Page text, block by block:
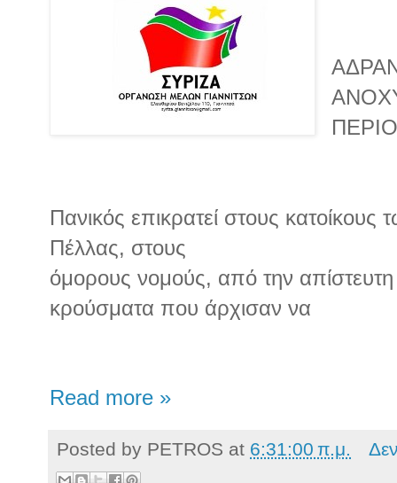
Πανικός επικρατεί στους
Πέλλας, στους
όμορους νομούς, από την
κρούσματα που άρχισαν να
Read more »
Posted by PETROS at 6:31:00 π.μ.